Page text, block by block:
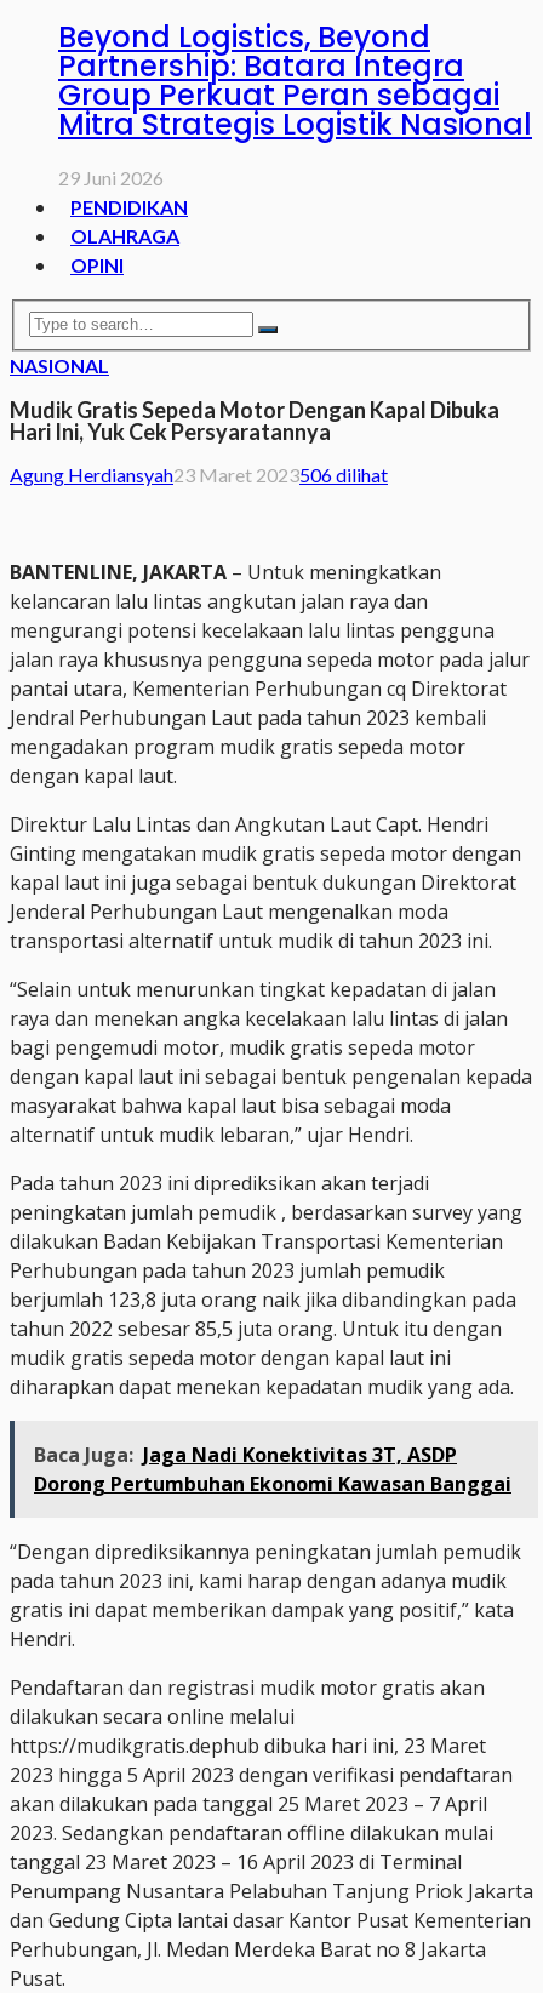
Beyond Logistics, Beyond
Partnership: Batara Integra
Group Perkuat Peran sebagai
Mitra Strategis Logistik Nasional
29 Juni 2026
PENDIDIKAN
OLAHRAGA
OPINI
NASIONAL
Mudik Gratis Sepeda Motor Dengan Kapal Dibuka
Hari Ini, Yuk Cek Persyaratannya
Agung Herdiansyah23 Maret 2023506 dilihat
BANTENLINE, JAKARTA – Untuk meningkatkan
kelancaran lalu lintas angkutan jalan raya dan
mengurangi potensi kecelakaan lalu lintas pengguna
jalan raya khususnya pengguna sepeda motor pada jalur
pantai utara, Kementerian Perhubungan cq Direktorat
Jendral Perhubungan Laut pada tahun 2023 kembali
mengadakan program mudik gratis sepeda motor
dengan kapal laut.
Direktur Lalu Lintas dan Angkutan Laut Capt. Hendri
Ginting mengatakan mudik gratis sepeda motor dengan
kapal laut ini juga sebagai bentuk dukungan Direktorat
Jenderal Perhubungan Laut mengenalkan moda
transportasi alternatif untuk mudik di tahun 2023 ini.
“Selain untuk menurunkan tingkat kepadatan di jalan
raya dan menekan angka kecelakaan lalu lintas di jalan
bagi pengemudi motor, mudik gratis sepeda motor
dengan kapal laut ini sebagai bentuk pengenalan kepada
masyarakat bahwa kapal laut bisa sebagai moda
alternatif untuk mudik lebaran,” ujar Hendri.
Pada tahun 2023 ini diprediksikan akan terjadi
peningkatan jumlah pemudik , berdasarkan survey yang
dilakukan Badan Kebijakan Transportasi Kementerian
Perhubungan pada tahun 2023 jumlah pemudik
berjumlah 123,8 juta orang naik jika dibandingkan pada
tahun 2022 sebesar 85,5 juta orang. Untuk itu dengan
mudik gratis sepeda motor dengan kapal laut ini
diharapkan dapat menekan kepadatan mudik yang ada.
Baca Juga: Jaga Nadi Konektivitas 3T, ASDP
Dorong Pertumbuhan Ekonomi Kawasan Banggai
“Dengan diprediksikannya peningkatan jumlah pemudik
pada tahun 2023 ini, kami harap dengan adanya mudik
gratis ini dapat memberikan dampak yang positif,” kata
Hendri.
Pendaftaran dan registrasi mudik motor gratis akan
dilakukan secara online melalui
https://mudikgratis.dephub dibuka hari ini, 23 Maret
2023 hingga 5 April 2023 dengan verifikasi pendaftaran
akan dilakukan pada tanggal 25 Maret 2023 – 7 April
2023. Sedangkan pendaftaran offline dilakukan mulai
tanggal 23 Maret 2023 – 16 April 2023 di Terminal
Penumpang Nusantara Pelabuhan Tanjung Priok Jakarta
dan Gedung Cipta lantai dasar Kantor Pusat Kementerian
Perhubungan, Jl. Medan Merdeka Barat no 8 Jakarta
Pusat.